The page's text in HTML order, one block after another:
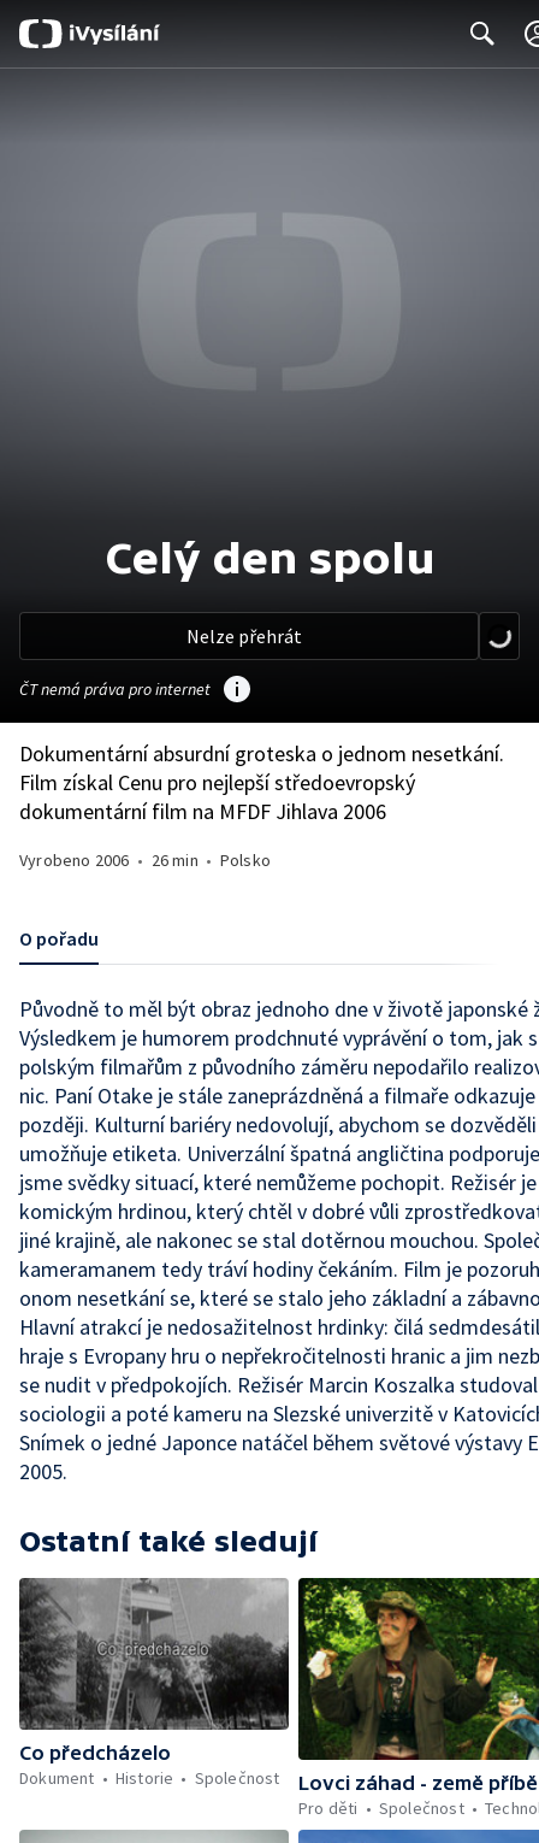
Celý den spolu
Nelze přehrát
ČT nemá práva pro internet
Dokumentární absurdní groteska o jednom nesetkání.
Film získal Cenu pro nejlepší středoevropský
dokumentární film na MFDF Jihlava 2006
Vyrobeno 2006 • 26 min • Polsko
O pořadu
Původně to měl být obraz jednoho dne v životě japonské
Výsledkem je humorem prodchnuté vyprávění o tom, jak
polským filmařům z původního záměru nepodařilo
nic. Paní Otake je stále zaneprázdněná a filmaře
později. Kulturní bariéry nedovolují, abychom se
umožňuje etiketa. Univerzální špatná angličtina
jsme svědky situací, které nemůžeme pochopit. Režisér je
komickým hrdinou, který chtěl v dobré vůli
jiné krajině, ale nakonec se stal dotěrnou mouchou.
kameramanem tedy tráví hodiny čekáním. Film je
onom nesetkání se, které se stalo jeho základní a
Hlavní atrakcí je nedosažitelnost hrdinky: čilá
hraje s Evropany hru o nepřekročitelnosti hranic a jim
se nudit v předpokojích. Režisér Marcin Koszalka studoval
sociologii a poté kameru na Slezské univerzitě v
Snímek o jedné Japonce natáčel během světové výstavy
2005.
Ostatní také sledují
Co předcházelo
Dokument
Historie Společnost
Lovci záhad - země
Pro děti
Společnost